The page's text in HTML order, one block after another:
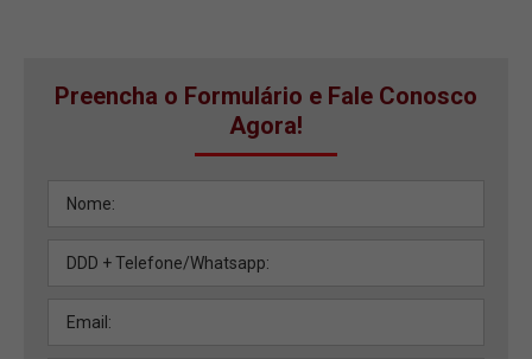
Preencha o Formulário e Fale Conosco
Agora!